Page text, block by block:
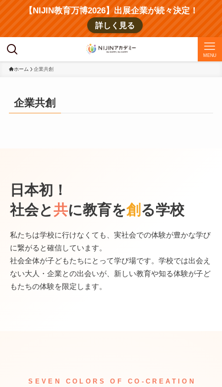
【NIJIN教育万博2026】出展企業が続々決定！
詳しく見る
MENU
ホーム 企業共創
企業共創
日本初！
社会と共に教育を創 る学校
私たちは学校に行けなくても、実社会での体験が豊かな学び
に繋がると確信しています。
社会全体が子どもたちにとって学び場です。学校では出会え
ない大人・企業との出会いが、新しい教育や知る体験が子ど
もたちの体験を限定します。
SEVEN COLORS OF CO-CREATION